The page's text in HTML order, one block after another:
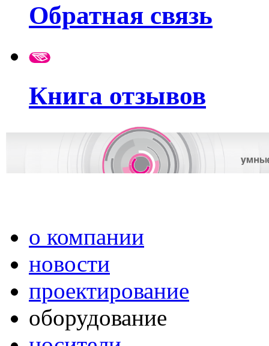
Обратная связь
Книга отзывов
о компании
новости
проектирование
оборудование